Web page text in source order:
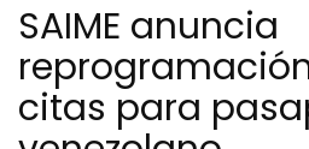
Venezolanos en Perú
SAIME anuncia
citas para